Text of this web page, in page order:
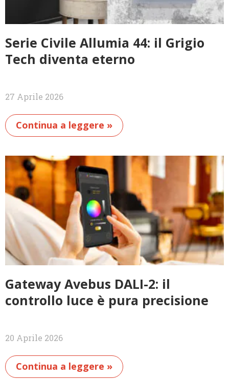
Serie Civile Allumia 44: il Grigio
Tech diventa eterno
27 Aprile 2026
Continua a leggere »
Gateway Avebus DALI-2: il
controllo luce è pura precisione
20 Aprile 2026
Continua a leggere »